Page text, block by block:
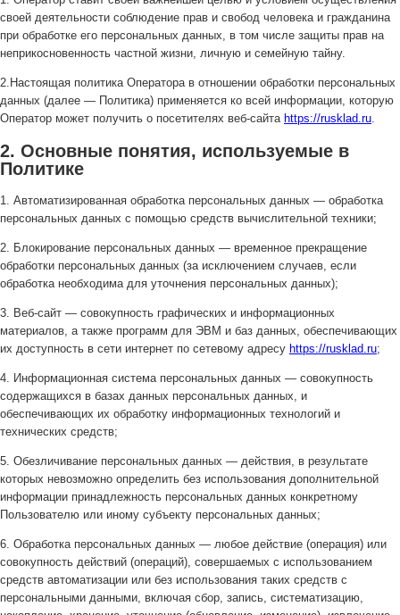
своей деятельности соблюдение прав и свобод человека и гражданина
при обработке его персональных данных, в том числе защиты прав на
неприкосновенность частной жизни, личную и семейную тайну.
2.Настоящая политика Оператора в отношении обработки персональных
данных (далее — Политика) применяется ко всей информации, которую
Оператор может получить о посетителях веб-сайта https://rusklad.ru
2. Основные понятия, используемые в
Политике
1. Автоматизированная обработка персональных данных — обработка
персональных данных с помощью средств вычислительной техники;
2. Блокирование персональных данных — временное прекращение
обработки персональных данных (за исключением случаев, если
обработка необходима для уточнения персональных данных);
3. Веб-сайт — совокупность графических и информационных
материалов, а также программ для ЭВМ и баз данных, обеспечивающих
их доступность в сети интернет по сетевому адресу https://rusklad.ru;
4. Информационная система персональных данных — совокупность
содержащихся в базах данных персональных данных, и
обеспечивающих их обработку информационных технологий и
технических средств;
5. Обезличивание персональных данных — действия, в результате
которых невозможно определить без использования дополнительной
информации принадлежность персональных данных конкретному
Пользователю или иному субъекту персональных данных;
6. Обработка персональных данных — любое действие (операция) или
совокупность действий (операций), совершаемых с использованием
средств автоматизации или без использования таких средств с
персональными данными, включая сбор, запись, систематизацию,